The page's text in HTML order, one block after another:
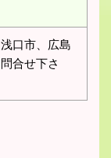
口市、広島
合せ下さ